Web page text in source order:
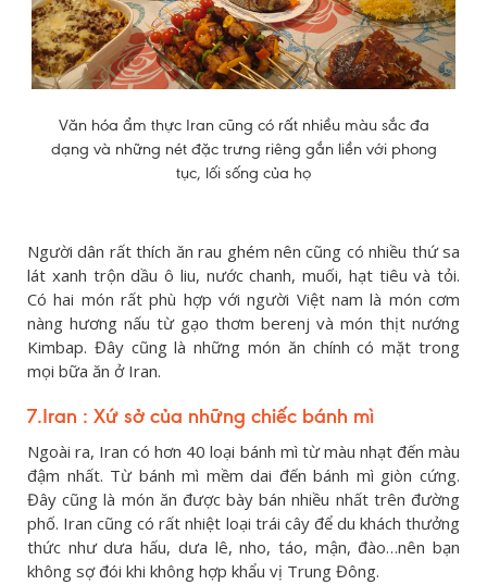
Văn hóa ẩm thực Iran cũng có rất nhiều màu sắc đa
dạng và những nét đặc trưng riêng gắn liền với phong
tục, lối sống của họ
Người dân rất thích ăn rau ghém nên cũng có nhiều thứ sa
lát xanh trộn dầu ô liu, nước chanh, muối, hạt tiêu và tỏi.
Có hai món rất phù hợp với người Việt nam là món cơm
nàng hương nấu từ gạo thơm berenj và món thịt nướng
Kimbap. Đây cũng là những món ăn chính có mặt trong
mọi bữa ăn ở Iran.
7.Iran : Xứ sở của những chiếc bánh mì
Ngoài ra, Iran có hơn 40 loại bánh mì từ màu nhạt đến màu
đậm nhất. Từ bánh mì mềm dai đến bánh mì giòn cứng.
Đây cũng là món ăn được bày bán nhiều nhất trên đường
phố. Iran cũng có rất nhiệt loại trái cây để du khách thưởng
thức như dưa hấu, dưa lê, nho, táo, mận, đào…nên bạn
không sợ đói khi không hợp khẩu vị Trung Đông.